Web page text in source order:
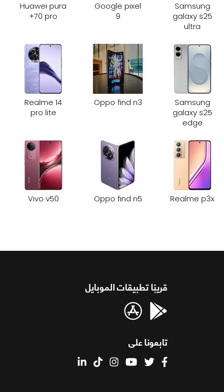
Samsung
galaxy s25
ultra
Google pixel
9
Huawei pura
70 pro+
Samsung
galaxy s25
edge
Oppo find n3
Realme 14
pro lite
Realme p3x
Oppo find n5
Vivo v50
قريبًا تطبيقات الموبايل
تابعونا على